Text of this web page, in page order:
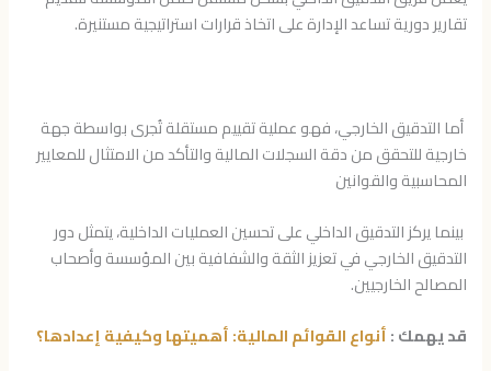
تقارير دورية تساعد الإدارة على اتخاذ قرارات استراتيجية مستنيرة.
أما التدقيق الخارجي، فهو عملية تقييم مستقلة تُجرى بواسطة جهة
خارجية للتحقق من دقة السجلات المالية والتأكد من الامتثال للمعايير
المحاسبية والقوانين
بينما يركز التدقيق الداخلي على تحسين العمليات الداخلية، يتمثل دور
التدقيق الخارجي في تعزيز الثقة والشفافية بين المؤسسة وأصحاب
المصالح الخارجيين.
قد يهمك :أنواع القوائم المالية: أهميتها وكيفية إعدادها؟